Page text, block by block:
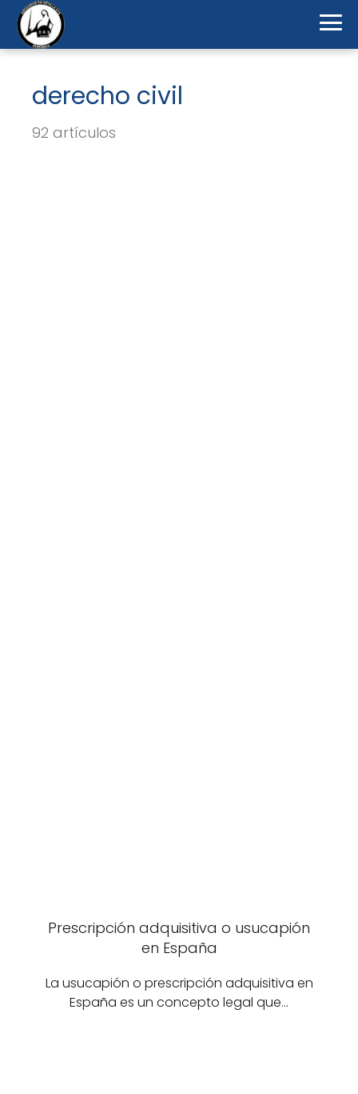
derecho civil
92 artículos
Prescripción adquisitiva o usucapión
en España
La usucapión o prescripción adquisitiva en
España es un concepto legal que…